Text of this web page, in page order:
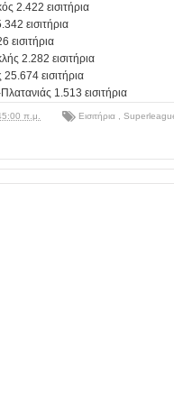
2.422 εισιτήρια
εισιτήρια
εισιτήρια
2.282 εισιτήρια
εισιτήρια
1.513 εισιτήρια
π.μ. Εισιτήρια ,